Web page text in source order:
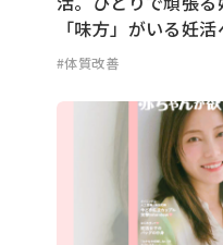
「味方」がいる妊
#体質改善